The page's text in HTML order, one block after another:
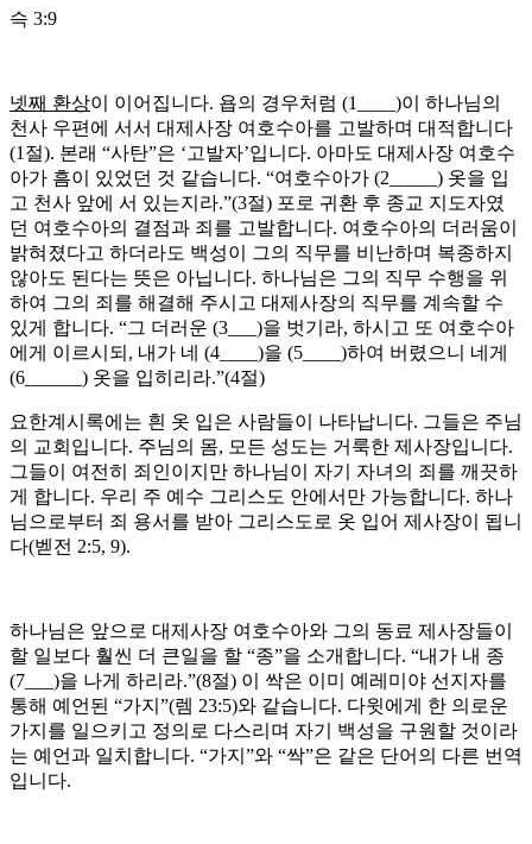
슥 3:9
넷째 환상이 이어집니다. 욥의 경우처럼 (1____)이 하나님의
천사 우편에 서서 대제사장 여호수아를 고발하며 대적합니다
(1절). 본래 “사탄”은 ‘고발자’입니다. 아마도 대제사장 여호수
아가 흠이 있었던 것 같습니다. “여호수아가 (2_____) 옷을 입
고 천사 앞에 서 있는지라.”(3절) 포로 귀환 후 종교 지도자였
던 여호수아의 결점과 죄를 고발합니다. 여호수아의 더러움이
밝혀졌다고 하더라도 백성이 그의 직무를 비난하며 복종하지
않아도 된다는 뜻은 아닙니다. 하나님은 그의 직무 수행을 위
하여 그의 죄를 해결해 주시고 대제사장의 직무를 계속할 수
있게 합니다. “그 더러운 (3___)을 벗기라, 하시고 또 여호수아
에게 이르시되, 내가 네 (4____)을 (5____)하여 버렸으니 네게
(6______) 옷을 입히리라.”(4절)
요한계시록에는 흰 옷 입은 사람들이 나타납니다. 그들은 주님
의 교회입니다. 주님의 몸, 모든 성도는 거룩한 제사장입니다.
그들이 여전히 죄인이지만 하나님이 자기 자녀의 죄를 깨끗하
게 합니다. 우리 주 예수 그리스도 안에서만 가능합니다. 하나
님으로부터 죄 용서를 받아 그리스도로 옷 입어 제사장이 됩니
다(벧전 2:5, 9).
하나님은 앞으로 대제사장 여호수아와 그의 동료 제사장들이
할 일보다 훨씬 더 큰일을 할 “종”을 소개합니다. “내가 내 종
(7___)을 나게 하리라.”(8절) 이 싹은 이미 예레미야 선지자를
통해 예언된 “가지”(렘 23:5)와 같습니다. 다윗에게 한 의로운
가지를 일으키고 정의로 다스리며 자기 백성을 구원할 것이라
는 예언과 일치합니다. “가지”와 “싹”은 같은 단어의 다른 번역
입니다.